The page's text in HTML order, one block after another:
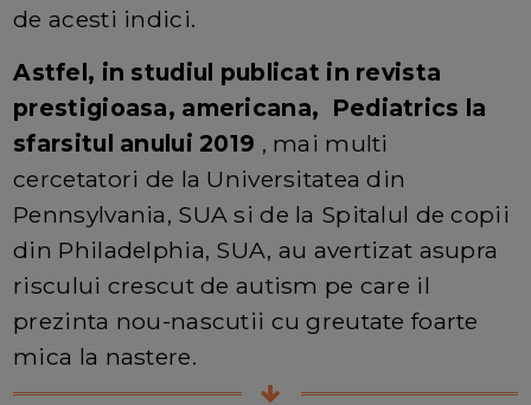
de acesti indici.
Astfel, in studiul publicat in revista
prestigioasa, americana, Pediatrics la
sfarsitul anului 2019 , mai multi
cercetatori de la Universitatea din
Pennsylvania, SUA si de la Spitalul de copii
din Philadelphia, SUA, au avertizat asupra
riscului crescut de autism pe care il
prezinta nou-nascutii cu greutate foarte
mica la nastere.